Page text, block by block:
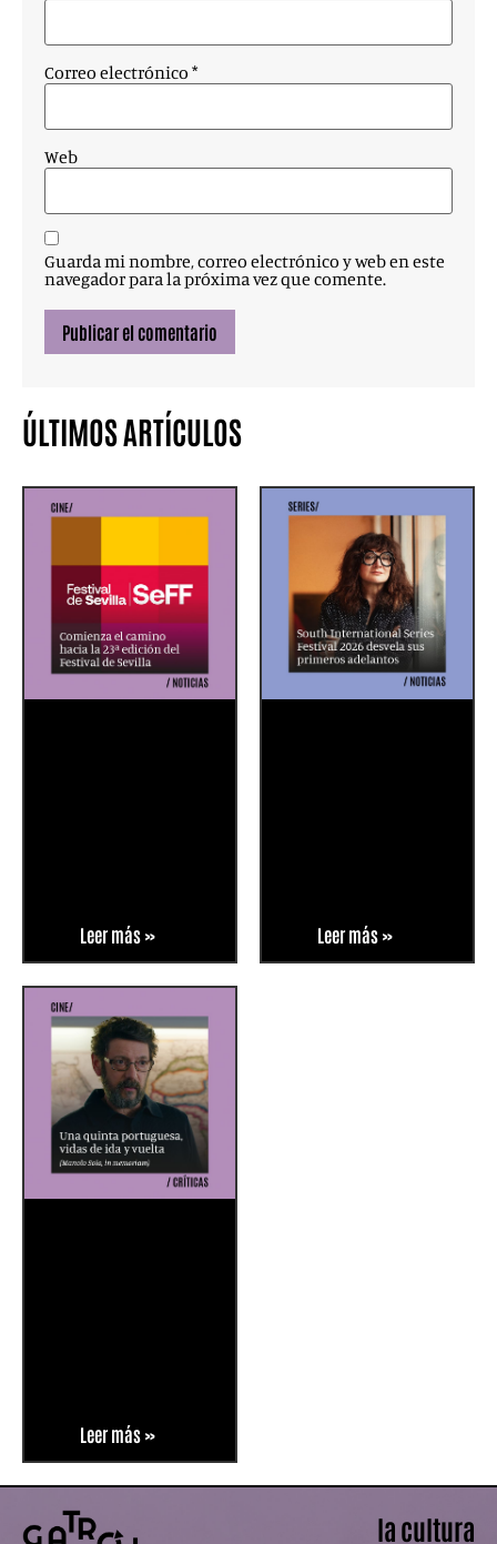
Correo electrónico *
Web
Guarda mi nombre, correo electrónico y web en este
navegador para la próxima vez que comente.
ÚLTIMOS ARTÍCULOS
Leer más » Leer más »
Leer más »
la cultura